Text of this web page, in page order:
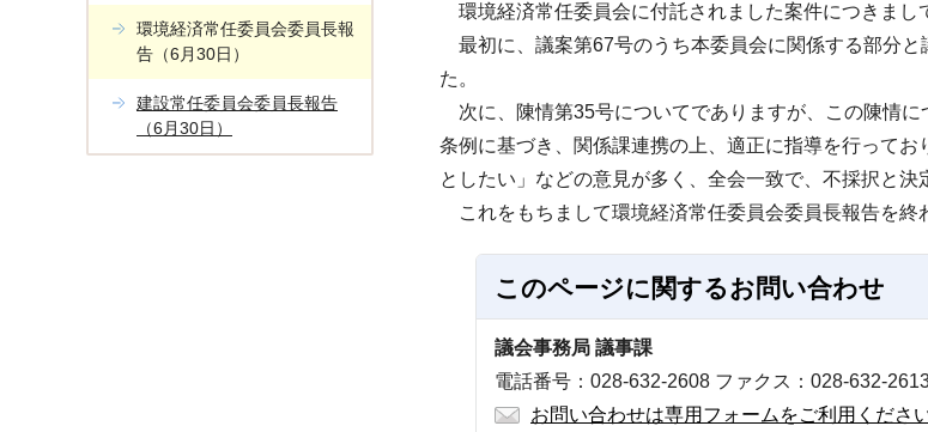
環境経済常任委員会に付託されました案件につきまし
最初に、議案第67号のうち本委員会に関係する部分
た。
次に、陳情第35号についてでありますが、この陳情
条例に基づき、関係課連携の上、適正に指導を行って
としたい」などの意見が多く、全会一致で、不採択と決
これをもちまして環境経済常任委員会委員長報告を終
このページに関するお問い合わせ
議会事務局 議事課
電話番号：028-632-2608 ファクス：028-632-
お問い合わせは専用フォームをご利用ください
環境経済常任委員会委員長報
告（6月30日）
建設常任委員会委員長報告
（6月30日）